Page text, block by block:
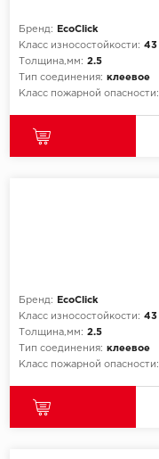
Бренд:
EcoClick
Класс износостойкости: 43
Толщина,мм: 2.5
Тип соединения: клеевое
Класс пожарной опасности:
Бренд:
EcoClick
Класс износостойкости: 43
Толщина,мм: 2.5
Тип соединения: клеевое
Класс пожарной опасности: